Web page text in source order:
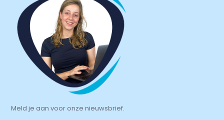
Meld je aan voor onze nieuwsbrief.